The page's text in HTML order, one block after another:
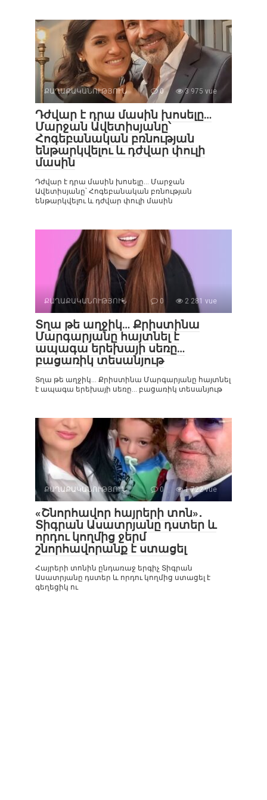
ՔԱՂԱՔԱԿԱՆՈՒԹՅՈՒՆ 0 3 975 vue
Դժվար է դրա մասին խոսելը…
Մարջան Ավետիսյանը՝
Հոգեբանական բռնության
ենթարկվելու և դժվար փուլի
մասին
Դժվար է դրա մասին խոսելը… Մարջան
Ավետիսյանը՝ Հոգեբանական բռնության
ենթարկվելու և դժվար փուլի մասին
ՔԱՂԱՔԱԿԱՆՈՒԹՅՈՒՆ 0 2 281 vue
Տղա թե աղջիկ… Քրիստինա
Մարգարյանը հայտնել է
ապագա երեխայի սեռը…
բացառիկ տեսանյութ
Տղա թե աղջիկ… Քրիստինա Մարգարյանը հայտնել
է ապագա երեխայի սեռը… բացառիկ տեսանյութ
ՔԱՂԱՔԱԿԱՆՈՒԹՅՈՒՆ 0 1 722 vue
«Շնորհավոր հայրերի տոն»․
Տիգրան Ասատրյանը դստեր և
որդու կողմից ջերմ
շնորհավորանք է ստացել
Հայրերի տոնին ընդառաջ երգիչ Տիգրան
Ասատրյանը դստեր և որդու կողմից ստացել է
գեղեցիկ ու